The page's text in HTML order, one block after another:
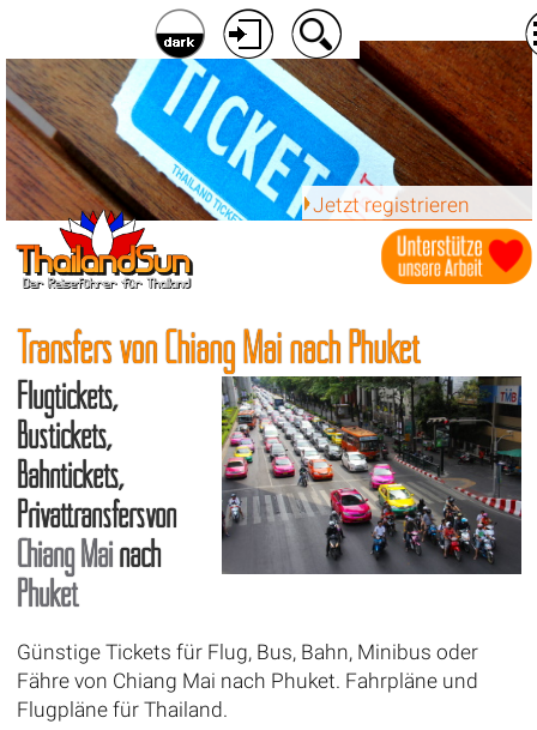
Jetzt registrieren
Transfers von Chiang Mai nach Phuket
Flugtickets,
Bustickets,
Bahntickets,
Privattransfersvon
Chiang Mainach
Phuket
Günstige Tickets für Flug, Bus, Bahn, Minibus oder
Fähre von Chiang Mai nach Phuket. Fahrpläne und
Flugpläne für Thailand.